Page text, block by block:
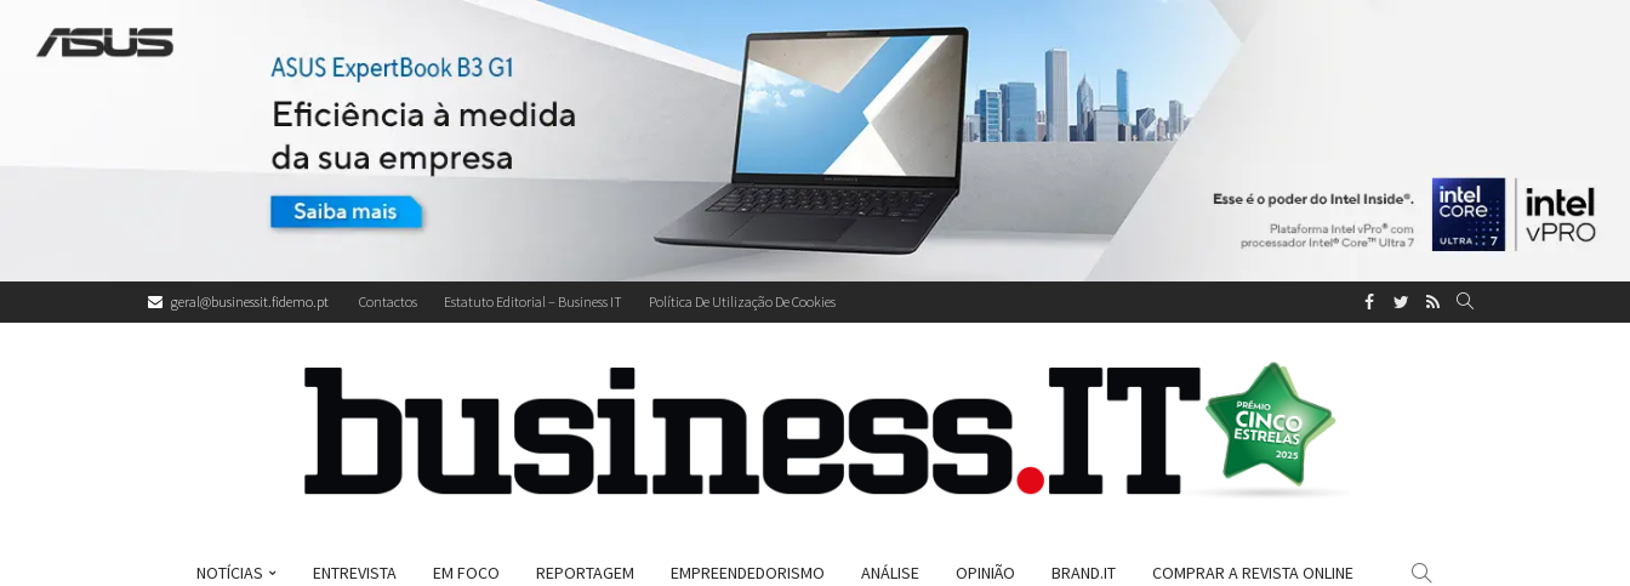
geral@businessit.fidemo.pt Contactos Estatuto Editorial – Business IT Política De Utilização De Cookies
NOTÍCIAS ENTREVISTA EM FOCO REPORTAGEM EMPREENDEDORISMO ANÁLISE OPINIÃO BRAND.IT COMPRAR A REVISTA ONLINE